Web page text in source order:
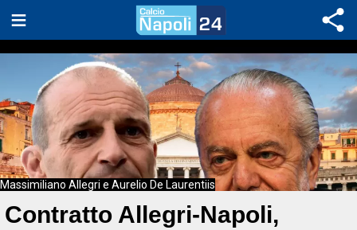
Massimiliano Allegri e Aurelio De Laurentiis
Contratto Allegri-Napoli,